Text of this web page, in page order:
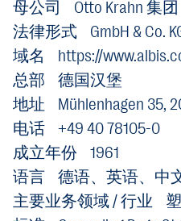
母公司 Otto Krahn 集团
法律形式 GmbH & Co.
域名 https://
总部 德国汉堡
地址 Mühlenhagen 35,
电话 +49 40 78105-0
成立年份 1961
语言 德语、英语、中
主要业务领域 / 行业